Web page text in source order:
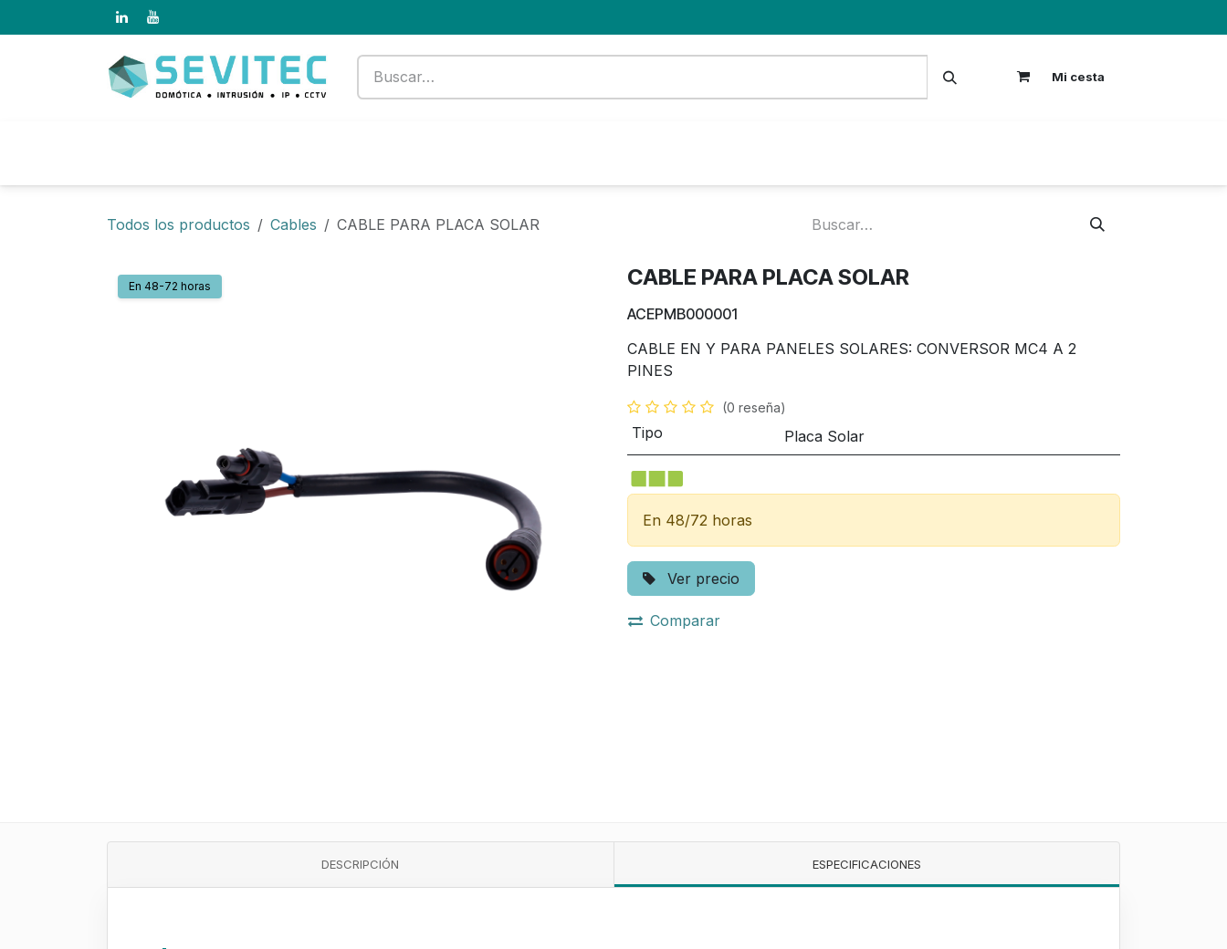
Mi cesta
Todos los productos Cables CABLE PARA PLACA SOLAR
En 48-72 horas CABLE PARA PLACA SOLAR
ACEPMB000001
CABLE EN Y PARA PANELES SOLARES: CONVERSOR MC4 A 2
PINES
(0 reseña)
Tipo Placa Solar
En 48/72 horas
Ver precio
Comparar
DESCRIPCIÓN ESPECIFICACIONES